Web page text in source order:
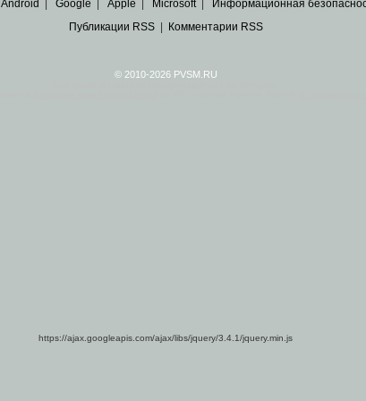
Android Google Apple Microsoft| Информационная
Публикации RSS| Комментарии RSS
© 2010-2026 PVSM.RU
https://ajax.googleapis.com/ajax/libs/jquery/3.4.1/jquery.min.js